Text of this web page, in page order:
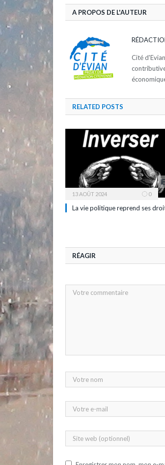
A PROPOS DE L'AUTEUR
Cité
RELATED POSTS
13 AOÛT 2024 0
La vie politique reprend ses
RÉAGIR